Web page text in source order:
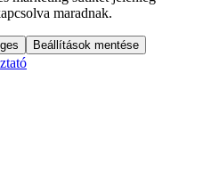
maradnak.
Beállítások mentése